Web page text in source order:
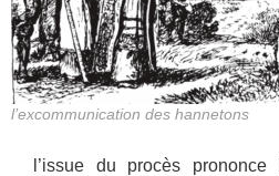
l’excommunication des hannetons
l’issue du procès prononce